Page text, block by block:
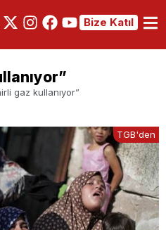
Bize Katıl
gaz kullanıyor”
TGB'den